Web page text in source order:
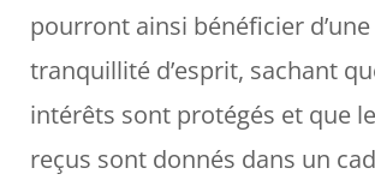
pourront ainsi bénéficier
tranquillité d’esprit, sachant
intérêts sont protégés et que
reçus sont donnés dans un